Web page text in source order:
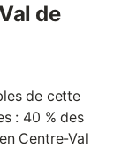
de
de cette
: 40 % des
Centre-Val